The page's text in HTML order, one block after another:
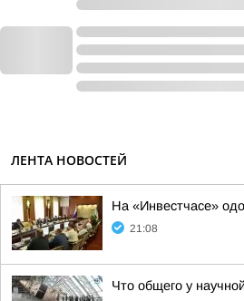
ЛЕНТА НОВОСТЕЙ
На «Инвестчасе»
21:08
Что общего у